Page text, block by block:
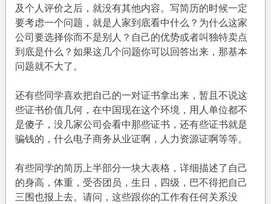
及个人评价之后，就没有其他内容。写简历的时候一定
要考虑一个问题，就是人家到底看中什么？为什么这家
公司要选择你而不是别人？自己的优势或者叫独特卖点
到底是什么？如果这几个问题你可以回答出来，那基本
问题就不大了。
还有些同学喜欢把自己的一对证书拿出来，暂且不说这
些证书价值几何，在中国现在这个环境，用人单位都不
是傻子，没几家公司会看中那些证书，还有些证书就是
骗钱的，什么电子商务从业证啊，人力资源证啊等等。
有些同学的简历上半部分一块大表格，详细描述了自己
的身高，体重，受否团员，生日，四级，巴不得把自己
三围也报上去。请问，这些跟你的工作有任何关系没